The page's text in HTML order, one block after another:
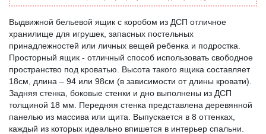
Выдвижной бельевой ящик с коробом из ДСП отличное
хранилище для игрушек, запасных постельных
принадлежностей или личных вещей ребенка и подростка.
Просторный ящик - отличный способ использовать свободное
пространство под кроватью. Высота такого ящика составляет
18см, длина – 94 или 98см (в зависимости от длины кровати).
Задняя стенка, боковые стенки и дно выполнены из ДСП
толщиной 18 мм. Передняя стенка представлена деревянной
панелью из массива или щита. Выпускается в 8 оттенках,
каждый из которых идеально впишется в интерьер спальни.